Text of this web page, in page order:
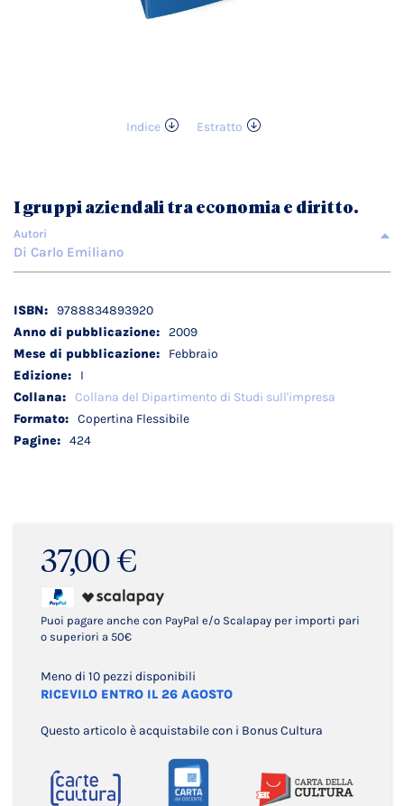
Indice
Estratto
galleria
di
immagini
37,00 €
Puoi pagare anche con PayPal e/o Scalapay per importi pari
o superiori a 50€
Meno di 10 pezzi disponibili
RICEVILO ENTRO IL 26 AGOSTO
Questo articolo è acquistabile con i Bonus Cultura
I gruppi aziendali tra economia e diritto.
Autori
Di Carlo Emiliano
Dettagli
tecnici
9788834893920
2009
Febbraio
I
Collana del Dipartimento di Studi sull'impresa
Copertina Flessibile
424